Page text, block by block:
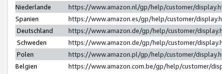
Niederlande
https://www.amazon.nl/gp/help/customer/
Spanien
https://www.amazon.es/gp/help/customer/
Deutschland
https://www.amazon.de/gp/help/customer/
Schweden
https://www.amazon.de/gp/help/customer/
Polen
https://www.amazon.pl/gp/help/customer/
Belgien
https://www.amazon.com.be/gp/help/customer/